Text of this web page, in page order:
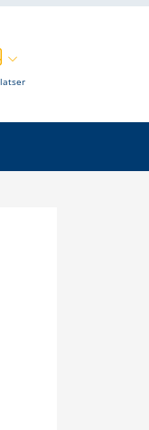
Visa våra andra webbplatser